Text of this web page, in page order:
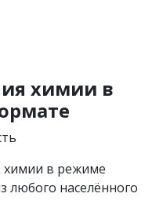
химии в
химии в режиме
любого населённого